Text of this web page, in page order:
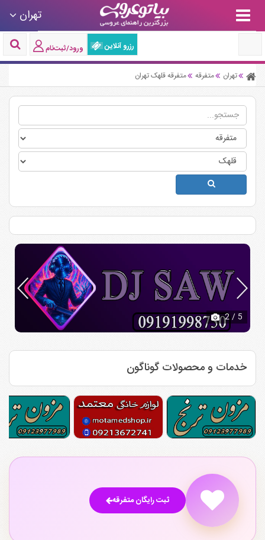
تهران
رزرو آنلاین ورود/ثبت‌نام
تهران متفرقه متفرقه قلهک تهران
2/ 5
خدمات و محصولات گوناگون
ثبت رایگان متفرقه